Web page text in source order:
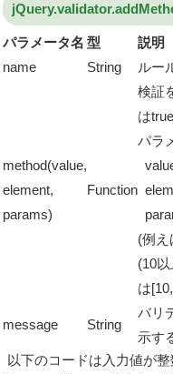
パラメータ名 型
説明
name
String ルー
method(value,
element,
params)
Function
検証
は
パラ
(例え
(10
は
message String
バリ
示す
以下のコードは入力値が